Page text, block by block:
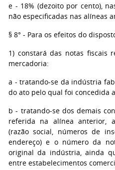
e - 18% (dezoito por cento),
não especificadas nas alíneas
§ 8° - Para os efeitos do
1) constará das notas fiscais
mercadoria:
a - tratando-se da indústria
do ato pelo qual foi concedida
b - tratando-se dos demais
referida na alínea anterior,
(razão social, números de
endereço) e o número da
original da indústria, ainda
entre estabelecimentos